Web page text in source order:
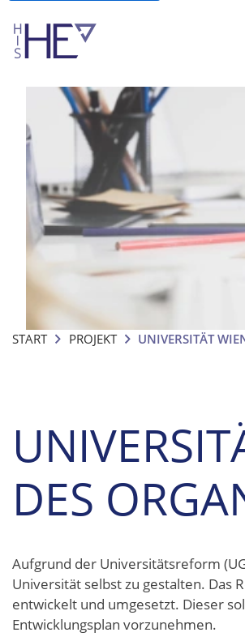
START PROJEKT UNIVERSITÄT
DES
Aufgrund der Universitätsreform
Universität selbst zu gestalten. Das
entwickelt und umgesetzt. Dieser
Entwicklungsplan vorzunehmen.